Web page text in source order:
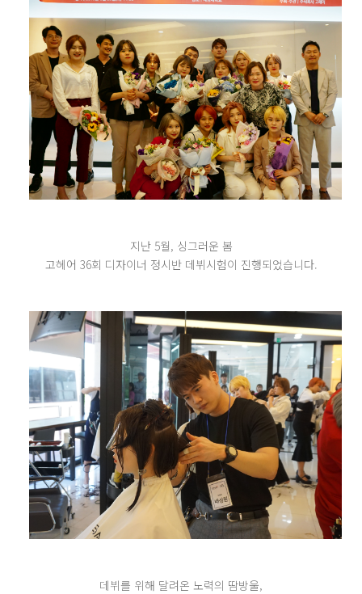
지난 5월, 싱그러운 봄
고헤어 36회 디자이너 정시반 데뷔시험이 진행되었습니다.
데뷔를 위해 달려온 노력의 땀방울,